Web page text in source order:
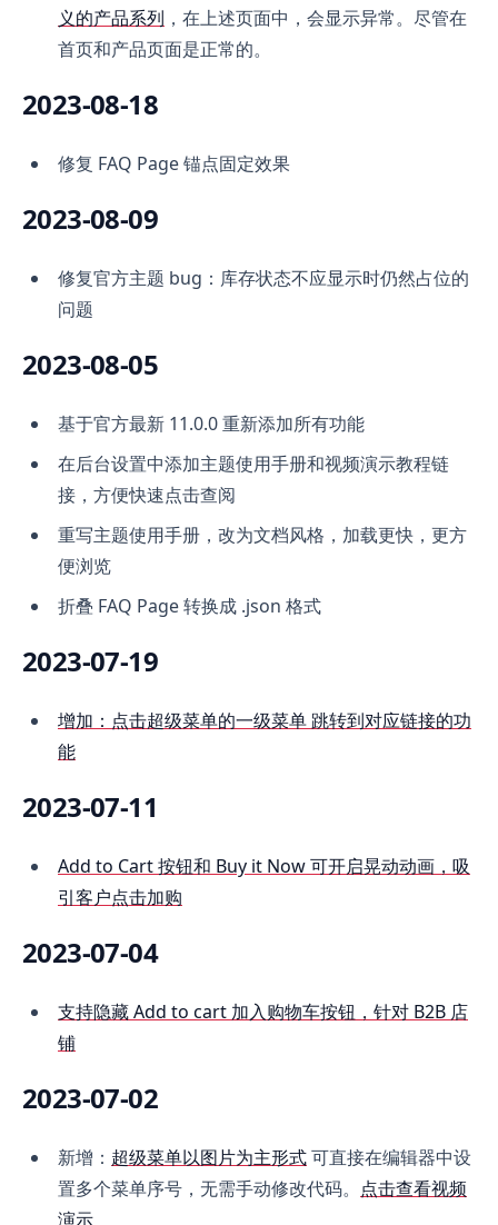
义的产品系列 ，在上述页面中，会显示异常。尽管在
首页和产品页面是正常的。
2023-08-18
修复 FAQ Page 锚点固定效果
2023-08-09
修复官方主题 bug：库存状态不应显示时仍然占位的
问题
2023-08-05
基于官方最新 11.0.0 重新添加所有功能
在后台设置中添加主题使用手册和视频演示教程链
接，方便快速点击查阅
重写主题使用手册，改为文档风格，加载更快，更方
便浏览
折叠 FAQ Page 转换成 .json 格式
2023-07-19
增加：点击超级菜单的一级菜单 跳转到对应链接的功
能
2023-07-11
Add to Cart 按钮和 Buy it Now 可开启晃动动画，吸
引客户点击加购
2023-07-04
支持隐藏 Add to cart 加入购物车按钮，针对 B2B 店
铺
2023-07-02
新增： 超级菜单以图片为主形式可直接在编辑器中设
置多个菜单序号，无需手动修改代码。 点击查看视频
演示